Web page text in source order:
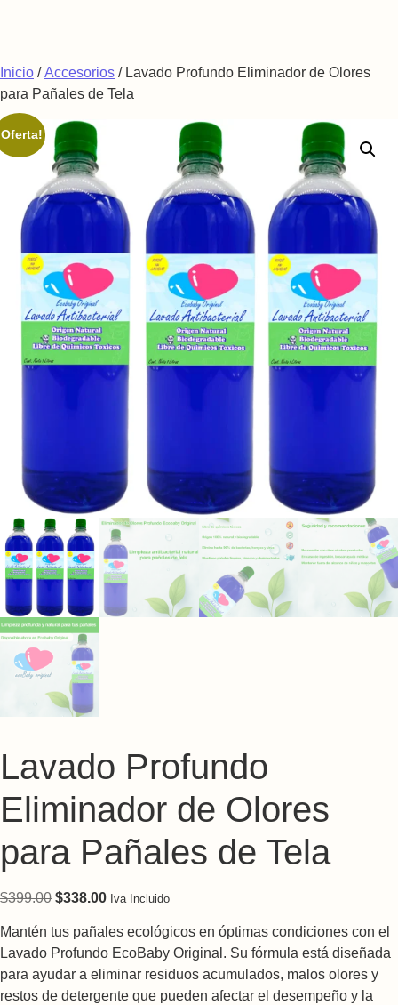
Inicio /Accesorios / Lavado Profundo Eliminador de Olores
para Pañales de Tela
Lavado Profundo
Eliminador de Olores
para Pañales de Tela
$399.00 Original price was: $399.00.
$338.00Current price is: $338.00.
Iva Incluido
Mantén tus pañales ecológicos en óptimas condiciones con el
Lavado Profundo EcoBaby Original. Su fórmula está diseñada
para ayudar a eliminar residuos acumulados, malos olores y
restos de detergente que pueden afectar el desempeño y la